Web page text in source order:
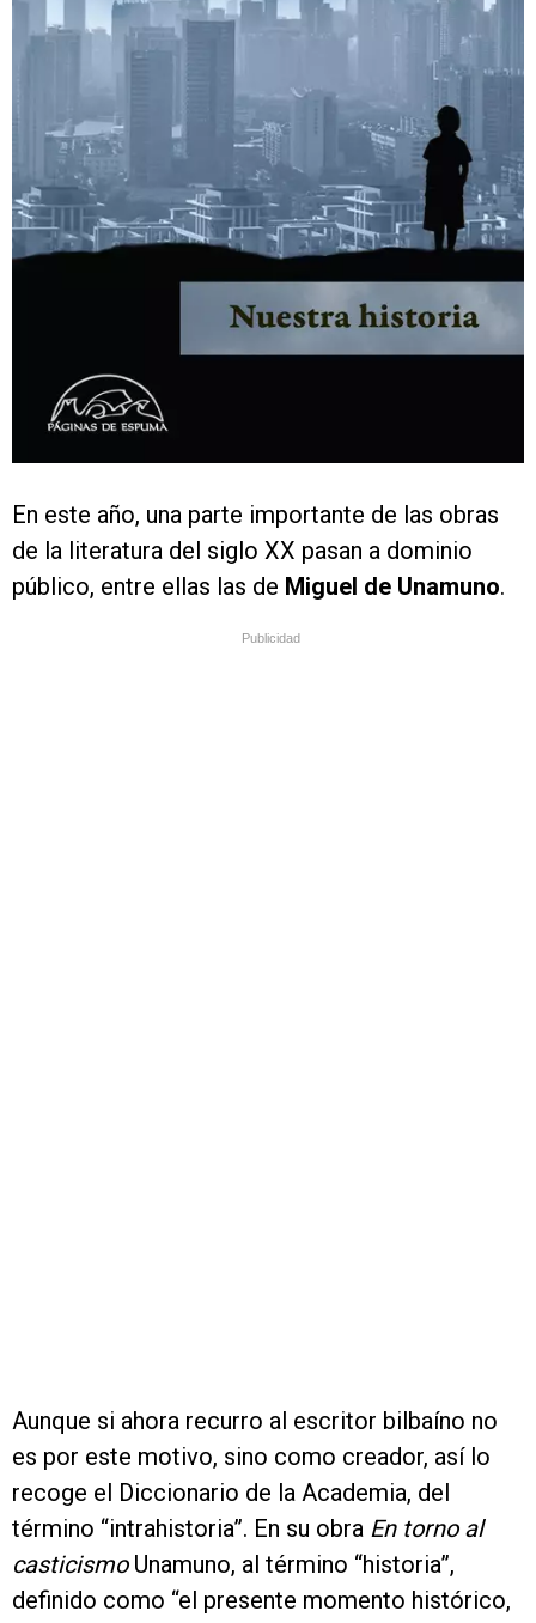
En este año, una parte importante de las obras
de la literatura del siglo XX pasan a dominio
público, entre ellas las de Miguel de Unamuno.
Publicidad
Aunque si ahora recurro al escritor bilbaíno no
es por este motivo, sino como creador, así lo
recoge el Diccionario de la Academia, del
término “intrahistoria”. En su obra En torno al
casticismoUnamuno, al término “historia”,
definido como “el presente momento histórico,